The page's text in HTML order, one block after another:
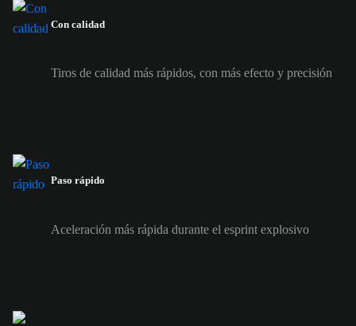
Con calidad
Tiros de calidad más rápidos, con más efecto y precisión
Paso rápido
Aceleración más rápida durante el esprint explosivo